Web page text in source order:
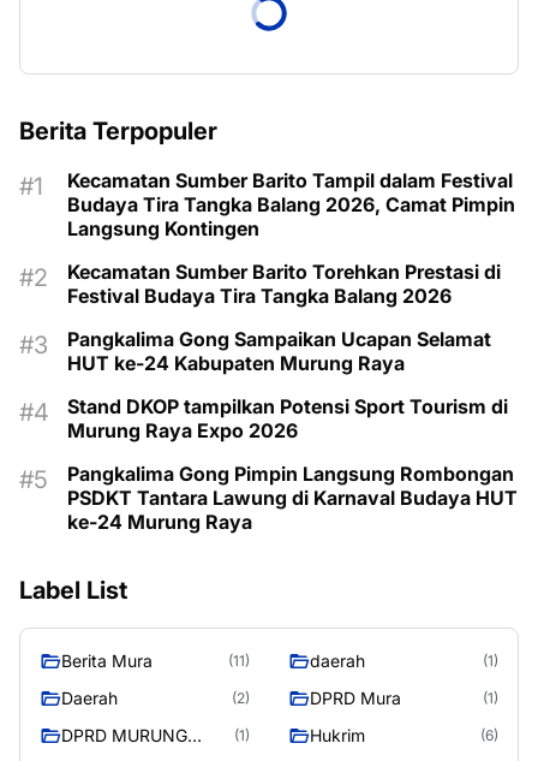
Berita Terpopuler
Kecamatan Sumber Barito Tampil dalam Festival
Budaya Tira Tangka Balang 2026, Camat Pimpin
Langsung Kontingen
Kecamatan Sumber Barito Torehkan Prestasi di
Festival Budaya Tira Tangka Balang 2026
Pangkalima Gong Sampaikan Ucapan Selamat
HUT ke-24 Kabupaten Murung Raya
Stand DKOP tampilkan Potensi Sport Tourism di
Murung Raya Expo 2026
Pangkalima Gong Pimpin Langsung Rombongan
PSDKT Tantara Lawung di Karnaval Budaya HUT
ke-24 Murung Raya
Label List
Berita Mura (11) daerah (1)
Daerah (2) DPRD Mura (1)
DPRD MURUNG
(1) Hukrim (6)